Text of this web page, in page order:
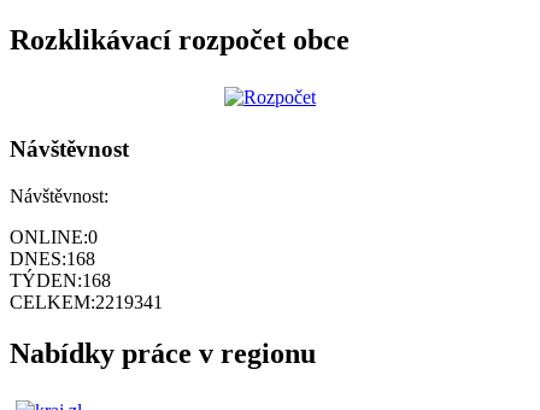
Rozklikávací rozpočet obce
Návštěvnost
Návštěvnost:
ONLINE:0
DNES:168
TÝDEN:168
CELKEM:2219341
Nabídky práce v regionu